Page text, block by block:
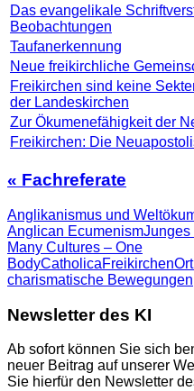
Das evangelikale
Beobachtungen
Taufanerkennung
Neue freikirchliche
Freikirchen sind keine
der Landeskirchen
Zur Ökumenefähigkeit der
Freikirchen: Die
« Fachreferate
Anglikanismus und
Anglican EcumenismJunges
Many Cultures – One
BodyCatholicaFreikirchen
charismatische Bewegungen
Newsletter des KI
Ab sofort können Sie sich
neuer Beitrag auf unserer
Sie hierfür den Newsletter